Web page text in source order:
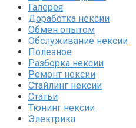
Галерея
Доработка нексии
Обмен опытом
Обслуживание нексии
Полезное
Разборка нексии
Ремонт нексии
Стайлинг нексии
Статьи
Тюнинг нексии
Электрика